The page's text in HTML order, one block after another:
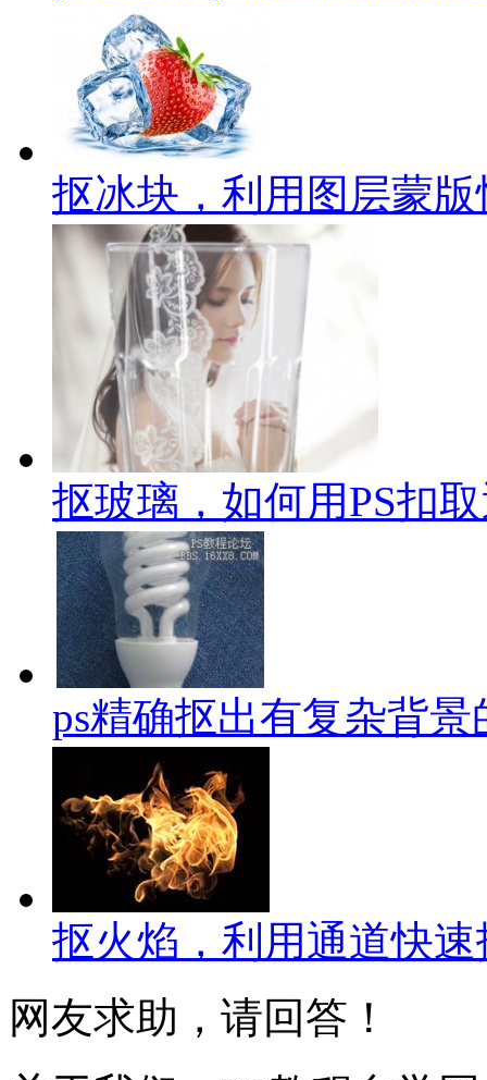
抠冰块，利用图层蒙
抠玻璃，如何用PS扣
ps精确抠出有复杂背
抠火焰，利用通道快
网友求助，请回答！